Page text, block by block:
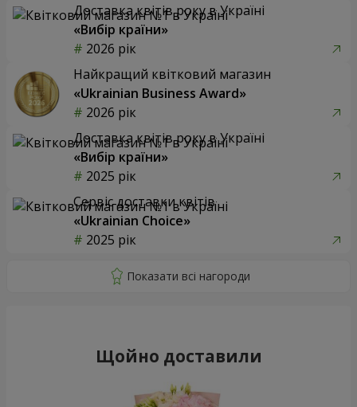
Доставка квітів року в Україні
«Вибір країни»
2026 рік
Найкращий квітковий магазин
«Ukrainian Business Award»
2026 рік
Доставка квітів року в Україні
«Вибір країни»
2025 рік
Сервіс доставки квітів
«Ukrainian Choice»
2025 рік
Щойно доставили